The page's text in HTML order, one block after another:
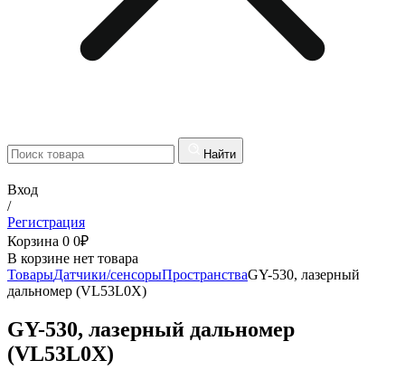
Найти
Вход
/
Регистрация
Корзина 0 0₽
В корзине нет товара
ТоварыДатчики/сенсорыПространстваGY-530, лазерный
дальномер (VL53L0X)
GY-530, лазерный дальномер
(VL53L0X)